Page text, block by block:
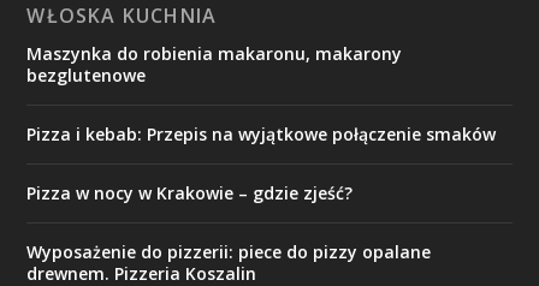
WŁOSKA KUCHNIA
Maszynka do robienia makaronu, makarony
bezglutenowe
Pizza i kebab: Przepis na wyjątkowe połączenie smaków
Pizza w nocy w Krakowie – gdzie zjeść?
Wyposażenie do pizzerii: piece do pizzy opalane
drewnem. Pizzeria Koszalin